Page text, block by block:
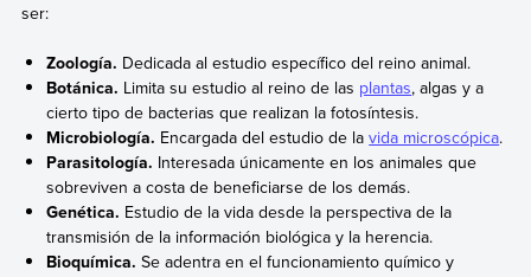
ser:
Zoología. Dedicada al estudio específico del reino animal.
Botánica. Limita su estudio al reino de las plantas, algas y a
cierto tipo de bacterias que realizan la fotosíntesis.
Microbiología. Encargada del estudio de lavida microscópica.
Parasitología. Interesada únicamente en los animales que
sobreviven a costa de beneficiarse de los demás.
Genética. Estudio de la vida desde la perspectiva de la
transmisión de la información biológica y la herencia.
Bioquímica.Se adentra en el funcionamiento químico y